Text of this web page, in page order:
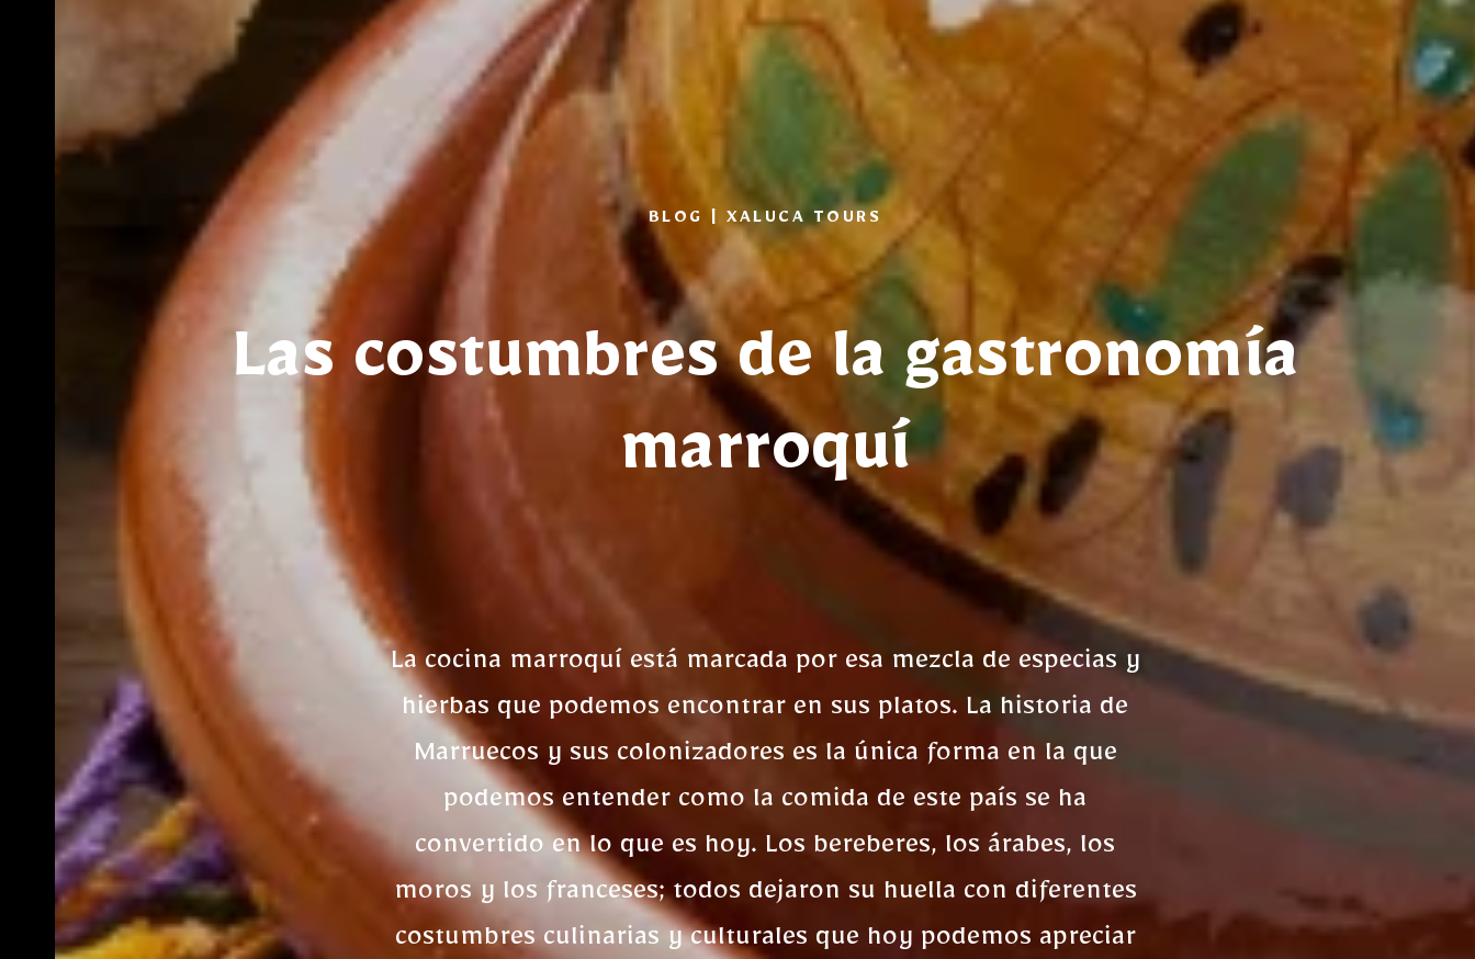
BLOG | XALUCA TOURS
Las costumbres de la gastronomía
marroquí
La cocina marroquí está marcada por esa mezcla de especias y
hierbas que podemos encontrar en sus platos. La historia de
Marruecos y sus colonizadores es la única forma en la que
podemos entender como la comida de este país se ha
convertido en lo que es hoy. Los bereberes, los árabes, los
moros y los franceses; todos dejaron su huella con diferentes
costumbres culinarias y culturales que hoy podemos apreciar